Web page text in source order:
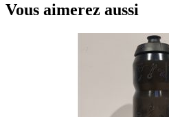
Vous aimerez aussi